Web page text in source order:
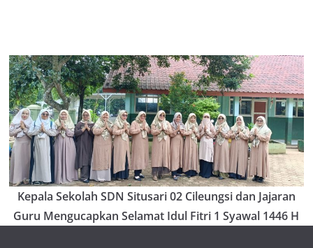
Kepala Sekolah SDN Situsari 02 Cileungsi dan Jajaran
Guru Mengucapkan Selamat Idul Fitri 1 Syawal 1446 H